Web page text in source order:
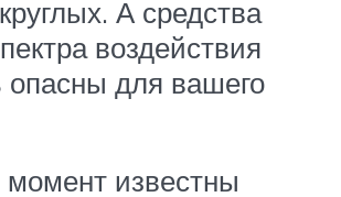
А средства
воздействия
опасны для вашего
известны